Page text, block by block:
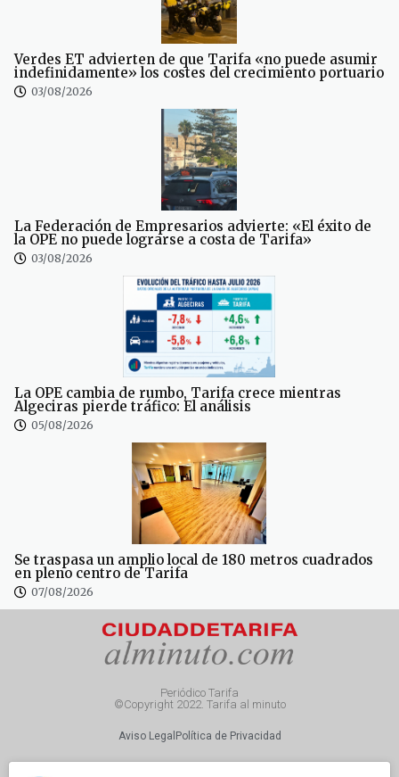
Verdes ET advierten de que Tarifa «no puede asumir
indefinidamente» los costes del crecimiento portuario
03/08/2026
La Federación de Empresarios advierte: «El éxito de
la OPE no puede lograrse a costa de Tarifa»
03/08/2026
La OPE cambia de rumbo, Tarifa crece mientras
Algeciras pierde tráfico: El análisis
05/08/2026
Se traspasa un amplio local de 180 metros cuadrados
en pleno centro de Tarifa
07/08/2026
Periódico Tarifa
©Copyright 2022. Tarifa al minuto
Aviso Legal Política de Privacidad